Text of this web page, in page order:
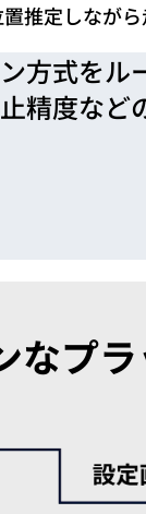
推定しなが
方式をル
精度など
なプ